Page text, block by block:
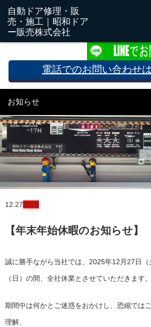
電話でのお問い合わせ
お知らせ
12.272025
【年末年始休暇のお知らせ】
誠に勝手ながら当社では、2025年12月27日
（日）の間、全社休業とさせていただきます。
期間中は何かとご迷惑をおかけし、恐縮では
理解、